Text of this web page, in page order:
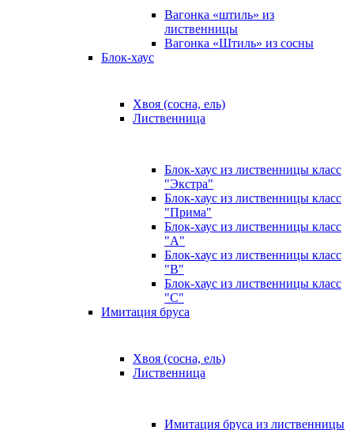
Вагонка «штиль» из
лиственницы
Вагонка «Штиль» из сосны
Блок-хаус
Хвоя (сосна, ель)
Лиственница
Блок-хаус из лиственницы класс
"Экстра"
Блок-хаус из лиственницы класс
"Прима"
Блок-хаус из лиственницы класс
"А"
Блок-хаус из лиственницы класс
"B"
Блок-хаус из лиственницы класс
"C"
Имитация бруса
Хвоя (сосна, ель)
Лиственница
Имитация бруса из лиственницы